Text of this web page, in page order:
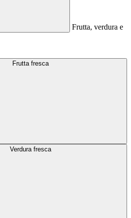
Frutta, verdura e
Frutta fresca
Verdura fresca